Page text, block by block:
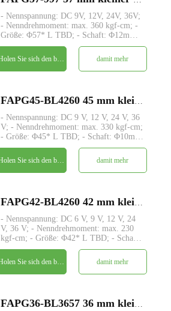
- Nennspannung: DC 9V, 12V, 24V, 36V;
- Nenndrehmoment: max. 360 kgf-cm; -
Größe: Φ57* L TBD; - Schaft: Φ12mm
D-Schnitt 4mm, kundenspezifisch; -
Encoder: Magnetischer Encoder; - MOQ:
500 Stück
damit mehr
- Nennspannung: DC 9 V, 12 V, 24 V, 36
V; - Nenndrehmoment: max. 330 kgf-cm;
- Größe: Φ45* L TBD; - Schaft: Φ10mm
D-Schnitt 2mm; - Steuerung: Eingebaute
Treiberplatine mit Hallsensoren; - MOQ:
500 Stk
damit mehr
- Nennspannung: DC 6 V, 9 V, 12 V, 24
V, 36 V; - Nenndrehmoment: max. 230
kgf-cm; - Größe: Φ42* L TBD; - Schaft:
Φ8mm D-Schnitt 1mm; - Steuerung:
Eingebaute Treiberplatine mit
Hallsensoren; - MOQ: 500 Stk
damit mehr